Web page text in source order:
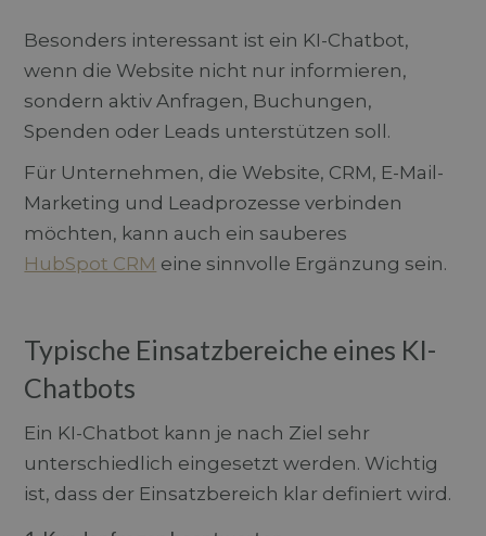
Besonders interessant ist ein KI-Chatbot,
wenn die Website nicht nur informieren,
sondern aktiv Anfragen, Buchungen,
Spenden oder Leads unterstützen soll.
Für Unternehmen, die Website, CRM, E-Mail-
Marketing und Leadprozesse verbinden
möchten, kann auch ein sauberes
HubSpot CRM eine sinnvolle Ergänzung sein.
Typische Einsatzbereiche eines KI-
Chatbots
Ein KI-Chatbot kann je nach Ziel sehr
unterschiedlich eingesetzt werden. Wichtig
ist, dass der Einsatzbereich klar definiert wird.